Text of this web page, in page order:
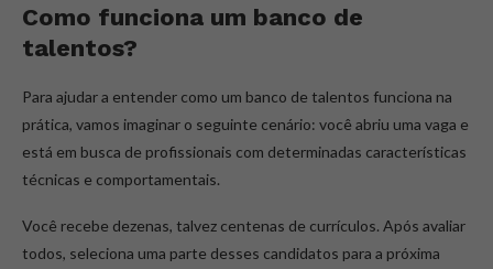
Como funciona um banco de
talentos?
Para ajudar a entender como um banco de talentos funciona na
prática, vamos imaginar o seguinte cenário: você abriu uma vaga e
está em busca de profissionais com determinadas características
técnicas e comportamentais.
Você recebe dezenas, talvez centenas de currículos. Após avaliar
todos, seleciona uma parte desses candidatos para a próxima